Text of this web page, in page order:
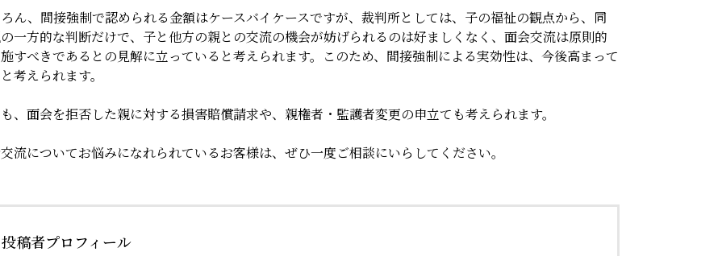
ん、間接強制で認められる金額はケースバイケースですが、裁判所としては、 子の福祉の観点から、同
一方的な判断だけで、子と他方の親との交流の機会が妨げられるのは好ましくなく、面会交流は原則的
すべきであるとの見解に立っていると考えられます。このため、間接強制による実効性は、今後高まって
考えられます。
、面会を拒否した親に対する損害賠償請求や、親権者・監護者変更の申立ても考えられます。
流についてお悩みになれられているお客様は、ぜひ一度ご相談にいらしてください。
投稿者プロフィール